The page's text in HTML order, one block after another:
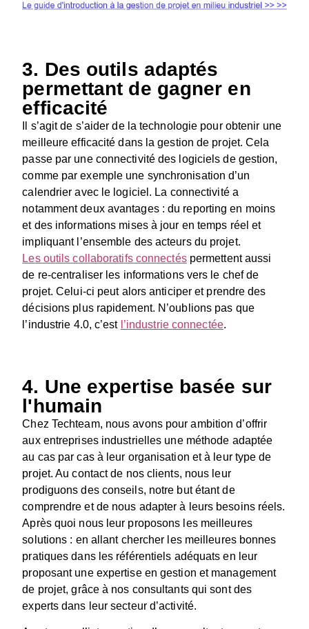
3. Des outils adaptés
permettant de gagner en
efficacité
Il s’agit de s’aider de la technologie pour obtenir une
meilleure efficacité dans la gestion de projet. Cela
passe par une connectivité des logiciels de gestion,
comme par exemple une synchronisation d’un
calendrier avec le logiciel. La connectivité a
notamment deux avantages : du reporting en moins
et des informations mises à jour en temps réel et
impliquant l’ensemble des acteurs du projet.
Les outils collaboratifs connectéspermettent aussi
de re-centraliser les informations vers le chef de
projet. Celui-ci peut alors anticiper et prendre des
décisions plus rapidement. N’oublions pas que
l’industrie 4.0, c’est l’industrie connectée.
4. Une expertise basée sur
l'humain
Chez Techteam, nous avons pour ambition d’offrir
aux entreprises industrielles une méthode adaptée
au cas par cas à leur organisation et à leur type de
projet. Au contact de nos clients, nous leur
prodiguons des conseils, notre but étant de
comprendre et de nous adapter à leurs besoins réels.
Après quoi nous leur proposons les meilleures
solutions : en allant chercher les meilleures bonnes
pratiques dans les référentiels adéquats en leur
proposant une expertise en gestion et management
de projet, grâce à nos consultants qui sont des
experts dans leur secteur d’activité.